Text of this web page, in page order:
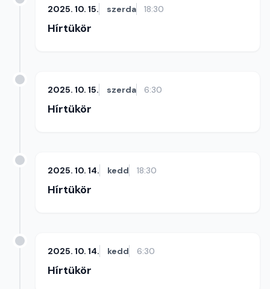
2025. 10. 15. szerda 18:30
Hírtükör
2025. 10. 15. szerda 6:30
Hírtükör
2025. 10. 14. kedd 18:30
Hírtükör
2025. 10. 14. kedd 6:30
Hírtükör